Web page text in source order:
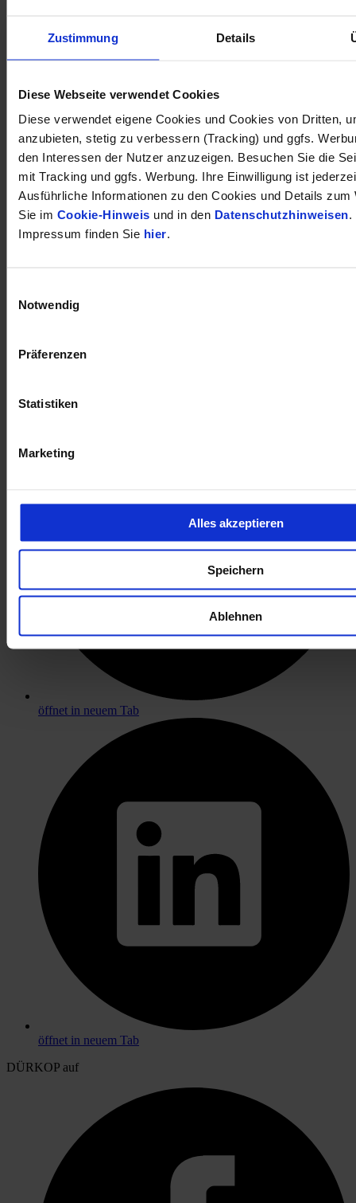
Zustimmung Details
Diese Webseite verwendet Cookies
Diese verwendet eigene Cookies und Cookies von Dritten,
anzubieten, stetig zu verbessern (Tracking) und ggfs.
den Interessen der Nutzer anzuzeigen. Besuchen Sie die
mit Tracking und ggfs. Werbung. Ihre Einwilligung ist
Ausführliche Informationen zu den Cookies und Details zum
Sie im Cookie-Hinweis und in den Datenschutzhinweisen.
Impressum finden Sie hier.
Notwendig
Präferenzen
Statistiken
Marketing
Alles akzeptieren
Speichern
Ablehnen
öffnet in neuem Tab
öffnet in neuem Tab
DÜRKOP auf